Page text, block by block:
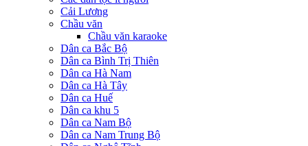
Cải Lương
Chầu văn
Chầu văn karaoke
Dân ca Bắc Bộ
Dân ca Bình Trị Thiên
Dân ca Hà Nam
Dân ca Hà Tây
Dân ca Huế
Dân ca khu 5
Dân ca Nam Bộ
Dân ca Nam Trung Bộ